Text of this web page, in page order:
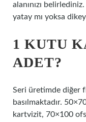
alanınızı
yatay mı yoksa
1 KUTU
ADET?
Seri üretimde diğer
basılmaktadır.
kartvizit, 70×100